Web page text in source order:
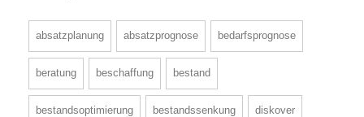
absatzplanung absatzprognose bedarfsprognose
beratung beschaffung bestand
bestandsoptimierung bestandssenkung diskover